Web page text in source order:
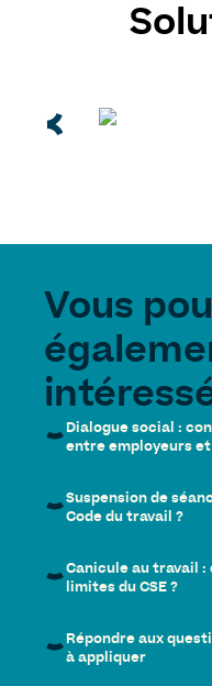
Vous
Dialogue social :
entre employeurs et
Suspension de
Code du travail ?
Canicule au travail :
limites du CSE ?
Répondre aux
à appliquer